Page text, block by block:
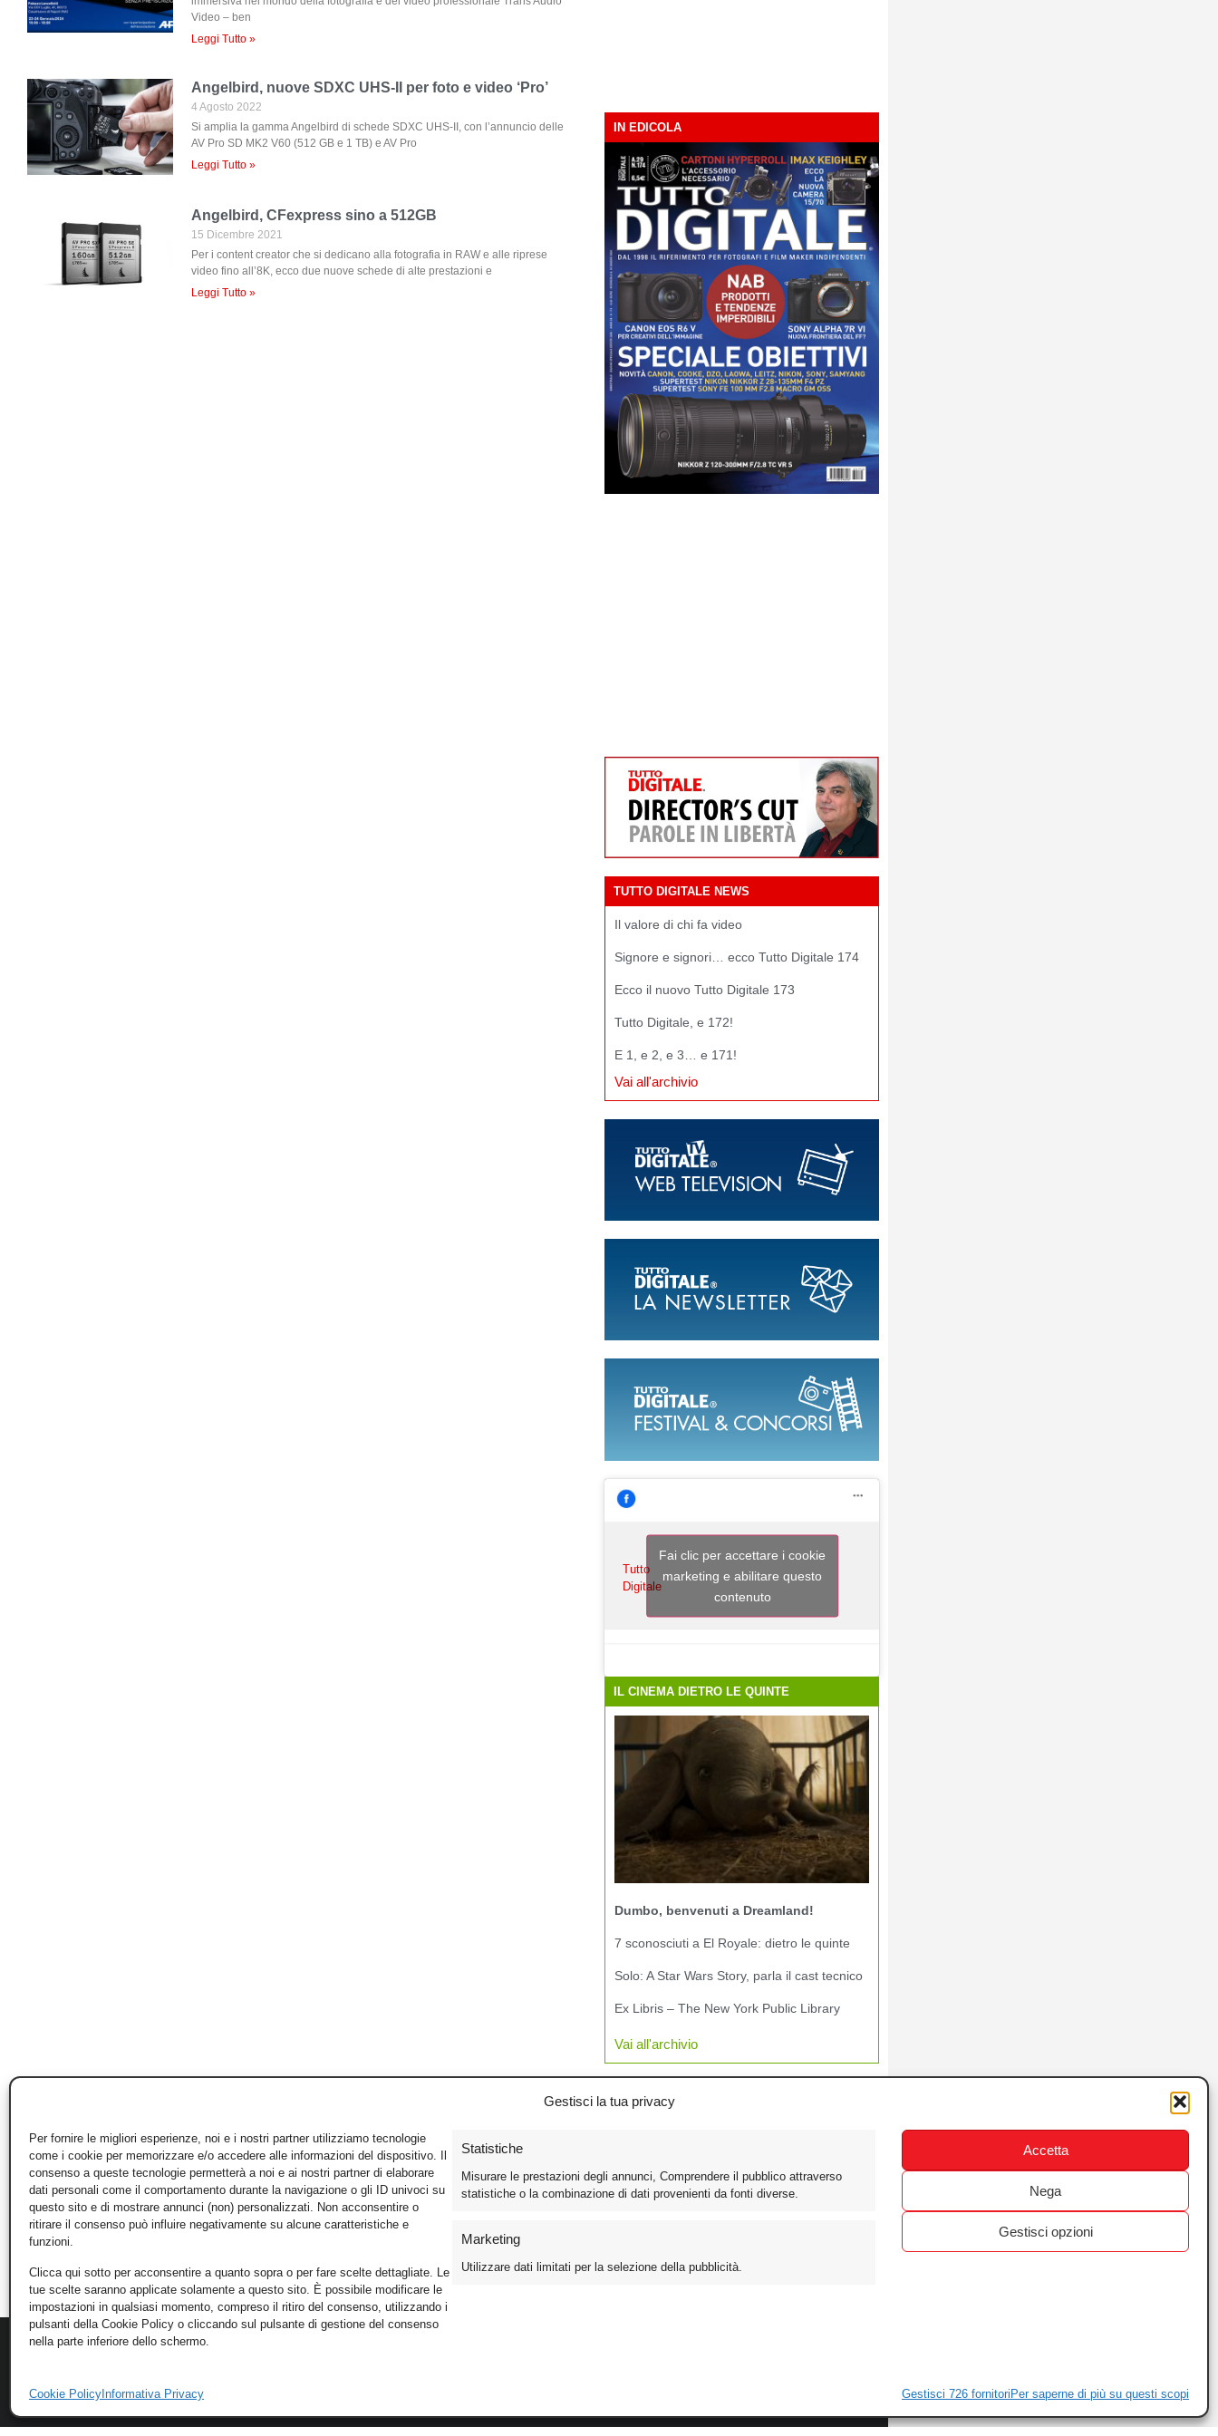
Gestisci la tua privacy
Per fornire le migliori esperienze, noi e i nostri partner utilizziamo tecnologie
come i cookie per memorizzare e/o accedere alle informazioni del dispositivo. Il
consenso a queste tecnologie permetterà a noi e ai nostri partner di elaborare
dati personali come il comportamento durante la navigazione o gli ID univoci su
questo sito e di mostrare annunci (non) personalizzati. Non acconsentire o
ritirare il consenso può influire negativamente su alcune caratteristiche e
funzioni.
Clicca qui sotto per acconsentire a quanto sopra o per fare scelte dettagliate. Le
tue scelte saranno applicate solamente a questo sito. È possibile modificare le
impostazioni in qualsiasi momento, compreso il ritiro del consenso, utilizzando i
pulsanti della Cookie Policy o cliccando sul pulsante di gestione del consenso
nella parte inferiore dello schermo.
Statistiche
Misurare le prestazioni degli annunci, Comprendere il pubblico attraverso
statistiche o la combinazione di dati provenienti da fonti diverse.
Marketing
Utilizzare dati limitati per la selezione della pubblicità.
Gestisci 726 fornitori Per saperne di più su questi scopi
Accetta
Nega
Gestisci opzioni
Cookie Policy Informativa Privacy
Video – ben
Leggi Tutto »
Angelbird, nuove SDXC UHS-II per foto e video ‘Pro’
4 Agosto 2022
Si amplia la gamma Angelbird di schede SDXC UHS-II, con l’annuncio delle
AV Pro SD MK2 V60 (512 GB e 1 TB) e AV Pro
Leggi Tutto »
Angelbird, CFexpress sino a 512GB
15 Dicembre 2021
Per i content creator che si dedicano alla fotografia in RAW e alle riprese
video fino all’8K, ecco due nuove schede di alte prestazioni e
Leggi Tutto »
IN EDICOLA
TUTTO DIGITALE NEWS
Il valore di chi fa video
Signore e signori… ecco Tutto Digitale 174
Ecco il nuovo Tutto Digitale 173
Tutto Digitale, e 172!
E 1, e 2, e 3… e 171!
Vai all'archivio
Tutto
Digitale
Fai clic per accettare i cookie
marketing e abilitare questo
contenuto
IL CINEMA DIETRO LE QUINTE
Dumbo, benvenuti a Dreamland!
7 sconosciuti a El Royale: dietro le quinte
Solo: A Star Wars Story, parla il cast tecnico
Ex Libris – The New York Public Library
Vai all'archivio